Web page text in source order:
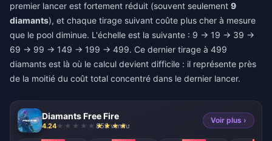
premier lancer est fortement réduit (souvent seulement 9
diamants), et chaque tirage suivant coûte plus cher à mesure
que le pool diminue. L'échelle est la suivante : 9 → 19 → 39 →
69 → 99 → 149 → 199 → 499. Ce dernier tirage à 499
diamants est là où le calcul devient difficile : il représente près
de la moitié du coût total concentré dans le dernier lancer.
Diamants Free Fire
4.24 858 vendu
Voir plus ›